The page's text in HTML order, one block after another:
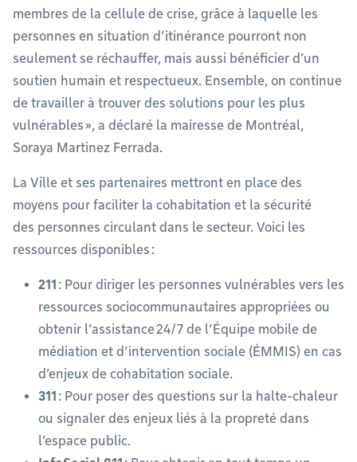
membres de la cellule de crise, grâce à laquelle les
personnes en situation d’itinérance pourront non
seulement se réchauffer, mais aussi bénéficier d’un
soutien humain et respectueux. Ensemble, on continue
de travailler à trouver des solutions pour les plus
vulnérables », a déclaré la mairesse de Montréal,
Soraya Martinez Ferrada.
La Ville et ses partenaires mettront en place des
moyens pour faciliter la cohabitation et la sécurité
des personnes circulant dans le secteur. Voici les
ressources disponibles :
211 : Pour diriger les personnes vulnérables vers les
ressources sociocommunautaires appropriées ou
obtenir l’assistance 24/7 de l’Équipe mobile de
médiation et d’intervention sociale (ÉMMIS) en cas
d’enjeux de cohabitation sociale.
311 : Pour poser des questions sur la halte-chaleur
ou signaler des enjeux liés à la propreté dans
l’espace public.